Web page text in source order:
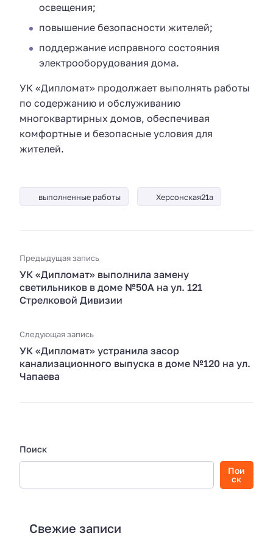
освещения;
повышение безопасности жителей;
поддержание исправного состояния
электрооборудования дома.
УК «Дипломат» продолжает выполнять работы
по содержанию и обслуживанию
многоквартирных домов, обеспечивая
комфортные и безопасные условия для
жителей.
выполненные работы Херсонская21а
Предыдущая запись
УК «Дипломат» выполнила замену
светильников в доме №50А на ул. 121
Стрелковой Дивизии
Следующая запись
УК «Дипломат» устранила засор
канализационного выпуска в доме №120 на ул.
Чапаева
Поиск
Пои
ск
Свежие записи